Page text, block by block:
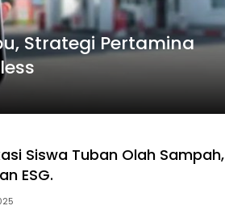
Strategi Pertamina
Siswa Tuban Olah Sampah,
ESG.